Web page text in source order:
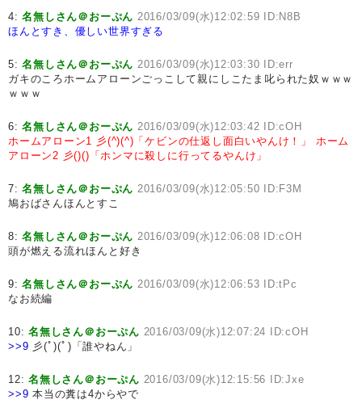
4:名無しさん＠おーぷん 2016/03/09(水)12:02:59 ID:N8B
ほんとすき、優しい世界すぎる
5:名無しさん＠おーぷん 2016/03/09(水)12:03:30 ID:err
ガキのころホームアローンごっこして親にしこたま叱られた奴ｗｗｗ
ｗｗｗ
6:名無しさん＠おーぷん 2016/03/09(水)12:03:42 ID:cOH
ホームアローン1 彡(^)(^)「ケビンの仕返し面白いやんけ！」
ホーム
アローン2 彡()()「ホンマに殺しに行ってるやんけ」
7:名無しさん＠おーぷん 2016/03/09(水)12:05:50 ID:F3M
鳩おばさんほんとすこ
8:名無しさん＠おーぷん 2016/03/09(水)12:06:08 ID:cOH
頭が燃える流れほんと好き
9:名無しさん＠おーぷん 2016/03/09(水)12:06:53 ID:tPc
なお続編
10:名無しさん＠おーぷん 2016/03/09(水)12:07:24 ID:cOH
>>9 彡(ﾟ)(ﾟ)「誰やねん」
12:名無しさん＠おーぷん 2016/03/09(水)12:15:56 ID:Jxe
>>9 本当の糞は4からやで